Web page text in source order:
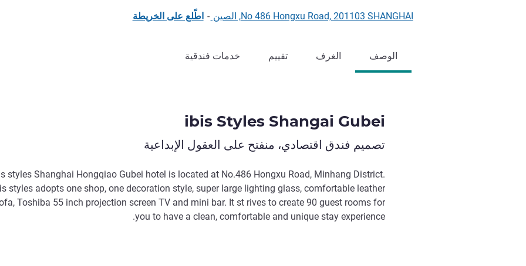
No 486 Hongxu Road, 201103 SHANGHAI, الصين - اطّلع على الخريطة
الوصف الغرف تقييم خدمات فندقية
ibis Styles Shangai Gubei
تصميم فندق اقتصادي، منفتح على العقول الإبداعية
styles Shanghai Hongqiao Gubei hotel is located at No.486 Hongxu Road, Minhang District.
styles adopts one shop, one decoration style, super large lighting glass, comfortable leather
Toshiba 55 inch projection screen TV and mini bar. It st rives to create 90 guest rooms for
you to have a clean, comfortable and unique stay experience.